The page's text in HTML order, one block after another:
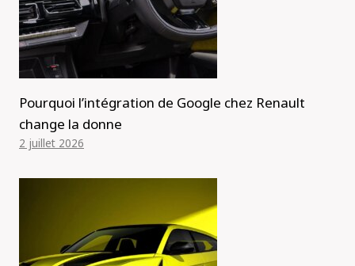
Pourquoi l’intégration de Google chez Renault
change la donne
2 juillet 2026